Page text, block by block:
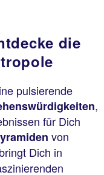
die
pulsierende
,
für Dich
von
bringt Dich in